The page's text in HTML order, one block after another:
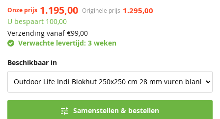
Originele prijs 1.295,00
Onze prijs 1.195,00
U bespaart 100,00
Verzending vanaf €99,00
Verwachte levertijd: 3 weken
Beschikbaar in
Samenstellen & bestellen